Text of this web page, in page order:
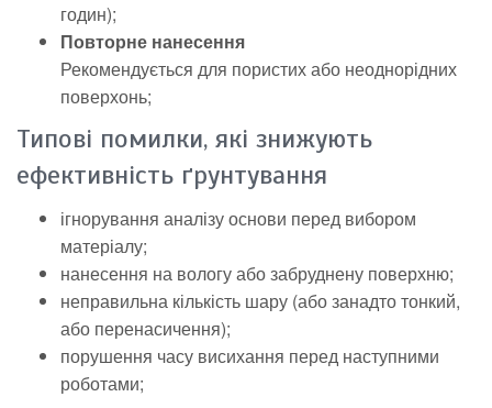
годин);
Повторне нанесення
Рекомендується для пористих або неоднорідних
поверхонь;
Типові помилки, які знижують
ефективність ґрунтування
ігнорування аналізу основи перед вибором
матеріалу;
нанесення на вологу або забруднену поверхню;
неправильна кількість шару (або занадто тонкий,
або перенасичення);
порушення часу висихання перед наступними
роботами;